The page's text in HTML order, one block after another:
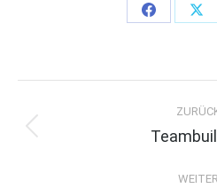
Share
o
WEITER